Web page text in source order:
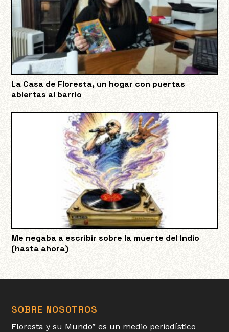
La Casa de Floresta, un hogar con puertas
abiertas al barrio
Me negaba a escribir sobre la muerte del Indio
(hasta ahora)
SOBRE NOSOTROS
Floresta y su Mundo” es un medio periodístico